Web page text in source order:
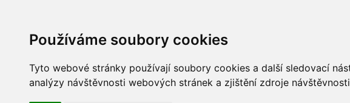
Používáme soubory cookies
Tyto webové stránky používají soubory cookies a další sledovací
analýzy návštěvnosti webových stránek a zjištění zdroje